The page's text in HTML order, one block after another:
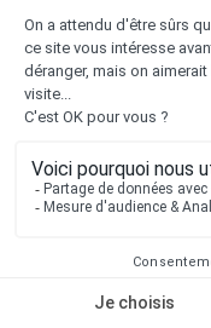
proposée par le
taxes éventuelles
Quant auxfrais de
Lorsque vous vous
nécessaire de faire
souvent coûteux et